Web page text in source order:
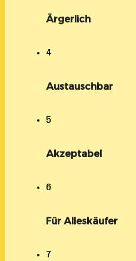
Ärgerlich
4
Austauschbar
5
Akzeptabel
6
Für Alleskäufer
7